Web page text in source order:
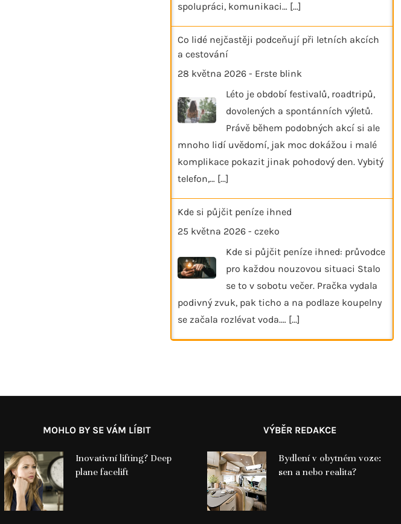
spolupráci, komunikaci… [...]
Co lidé nejčastěji podceňují při letních akcích
a cestování
28 května 2026 - Erste blink
Léto je období festivalů, roadtripů,
dovolených a spontánních výletů.
Právě během podobných akcí si ale
mnoho lidí uvědomí, jak moc dokážou i malé
komplikace pokazit jinak pohodový den. Vybitý
telefon,… [...]
Kde si půjčit peníze ihned
25 května 2026 - czeko
Kde si půjčit peníze ihned: průvodce
pro každou nouzovou situaci Stalo
se to v sobotu večer. Pračka vydala
podivný zvuk, pak ticho a na podlaze koupelny
se začala rozlévat voda.… [...]
MOHLO BY SE VÁM LÍBIT
Inovativní lifting? Deep
plane facelift
VÝBĚR REDAKCE
Bydlení v obytném voze:
sen a nebo realita?